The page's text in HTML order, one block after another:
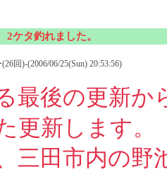
2ケタ釣れました。
回)-(2006/06/25(Sun) 20:53:56)
最後の更新か
更新します。
三田市内の野